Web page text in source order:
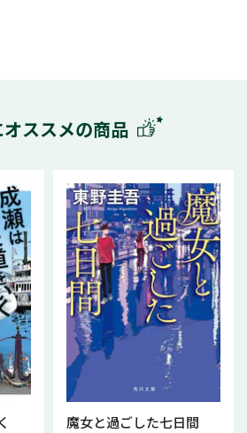
ススメの商品
魔女と過ごした七日間